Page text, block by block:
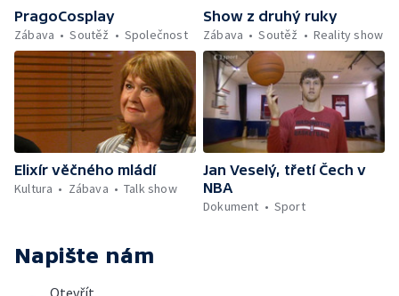
PragoCosplay
Zábava
Soutěž Společnost
Show z druhý ruky
Zábava
Soutěž Reality show
Elixír věčného mládí
Kultura
Zábava Talk show
Jan Veselý, třetí Čech v
NBA
Dokument
Sport
Napište nám
Otevřít